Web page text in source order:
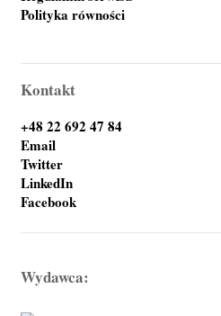
Polityka równości
Kontakt
+48 22 692 47 84
Email
Twitter
LinkedIn
Facebook
Wydawca: